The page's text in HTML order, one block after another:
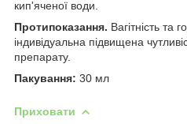
кип'яченої води.
Протипоказання. Вагітність та
індивідуальна підвищена
препарату.
Пакування: 30 мл
Приховати